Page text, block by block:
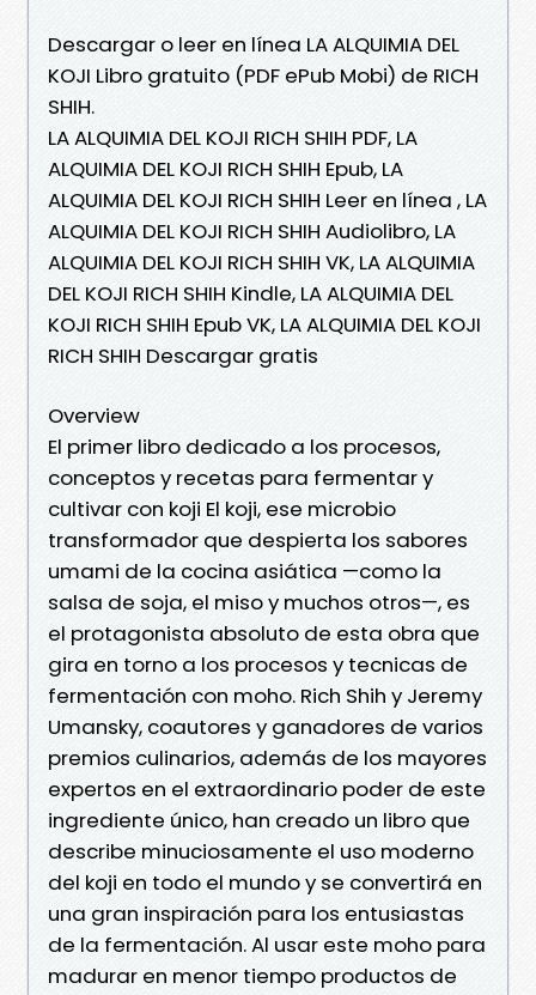
Descargar o leer en línea LA ALQUIMIA DEL
KOJI Libro gratuito (PDF ePub Mobi) de RICH
SHIH.
LA ALQUIMIA DEL KOJI RICH SHIH PDF, LA
ALQUIMIA DEL KOJI RICH SHIH Epub, LA
ALQUIMIA DEL KOJI RICH SHIH Leer en línea , LA
ALQUIMIA DEL KOJI RICH SHIH Audiolibro, LA
ALQUIMIA DEL KOJI RICH SHIH VK, LA ALQUIMIA
DEL KOJI RICH SHIH Kindle, LA ALQUIMIA DEL
KOJI RICH SHIH Epub VK, LA ALQUIMIA DEL KOJI
RICH SHIH Descargar gratis
Overview
El primer libro dedicado a los procesos,
conceptos y recetas para fermentar y
cultivar con koji El koji, ese microbio
transformador que despierta los sabores
umami de la cocina asiática —como la
salsa de soja, el miso y muchos otros—, es
el protagonista absoluto de esta obra que
gira en torno a los procesos y tecnicas de
fermentación con moho. Rich Shih y Jeremy
Umansky, coautores y ganadores de varios
premios culinarios, además de los mayores
expertos en el extraordinario poder de este
ingrediente único, han creado un libro que
describe minuciosamente el uso moderno
del koji en todo el mundo y se convertirá en
una gran inspiración para los entusiastas
de la fermentación. Al usar este moho para
madurar en menor tiempo productos de